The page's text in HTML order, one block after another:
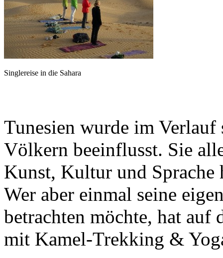
Singlereise in die Sahara
Tunesien wurde im Verlauf
Völkern beeinflusst. Sie
Kunst, Kultur und Sprache
Wer aber einmal seine
betrachten möchte, hat auf
mit Kamel-Trekking &